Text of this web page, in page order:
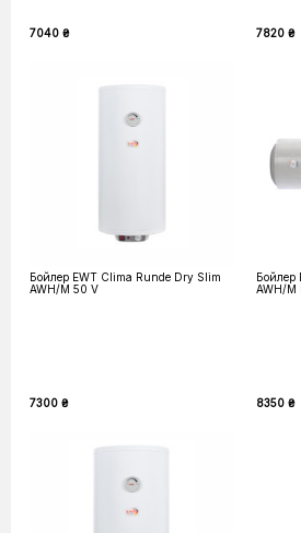
7040 ₴ 7820 ₴
Бойлер EWT Clima Runde Dry Slim
AWH/M 50 V
7300 ₴
Бойлер
AWH/M
8350 ₴